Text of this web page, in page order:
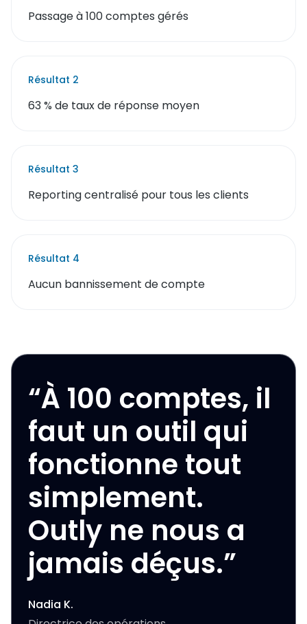
Passage à 100 comptes gérés
Résultat 2
63 % de taux de réponse moyen
Résultat 3
Reporting centralisé pour tous les clients
Résultat 4
Aucun bannissement de compte
“À 100 comptes, il
faut un outil qui
fonctionne tout
simplement.
Outly ne nous a
jamais déçus.”
Nadia K.